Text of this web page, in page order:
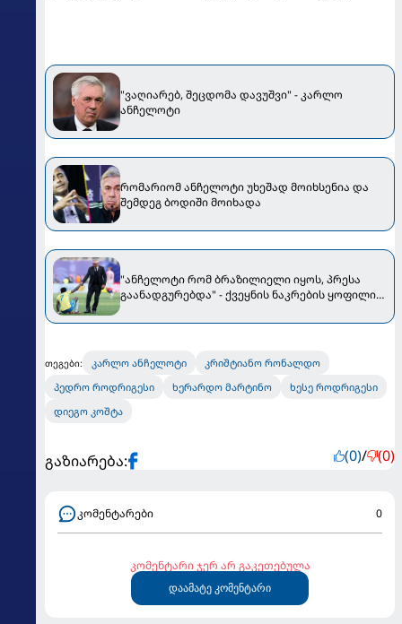
"ვაღიარებ, შეცდომა დავუშვი" - კარლო
ანჩელოტი
რომარიომ ანჩელოტი უხეშად მოიხსენია და
შემდეგ ბოდიში მოიხადა
"ანჩელოტი რომ ბრაზილიელი იყოს, პრესა
გაანადგურებდა" - ქვეყნის ნაკრების ყოფილი
თეგები: კარლო ანჩელოტი
კრიშტიანო რონალდო
პედრო როდრიგესი
ხერარდო მარტინო
ხესე როდრიგესი
დიეგო კოშტა
გაზიარება: (0)/ (0)
კომენტარები 0
კომენტარი ჯერ არ გაკეთებულა
დაამატე კომენტარი